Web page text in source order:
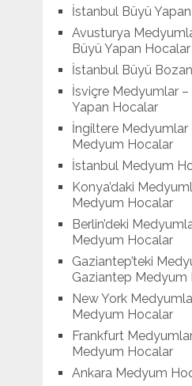
İstanbul Büyü
Avusturya
Büyü Yapan Hocalar
İstanbul Büyü
İsviçre Medyumlar
Yapan Hocalar
İngiltere Medyumlar
Medyum Hocalar
İstanbul Medyum
Konya’daki
Medyum Hocalar
Berlin’deki
Medyum Hocalar
Gaziantep’teki
Gaziantep Medyum
New York
Medyum Hocalar
Frankfurt
Medyum Hocalar
Ankara Medyum